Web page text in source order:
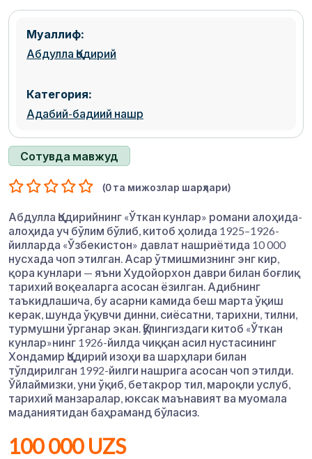
Муаллиф:
Абдулла Қодирий
Категория:
Адабий-бадиий нашр
Сотувда мавжуд
(0 та мижозлар шарҳлари)
Абдулла Қодирийнинг «Ўткан кунлар» романи алоҳида-
алоҳида уч бўлим бўлиб, китоб ҳолида 1925–1926-
йилларда «Ўзбекистон» давлат нашриётида 10 000
нусхада чоп этилган. Асар ўтмишмизнинг энг кир,
қора кунлари — яъни Худойорхон даври билан боғлиқ
тарихий воқеаларга асосан ёзилган. Адибнинг
таъкидлашича, бу асарни камида беш марта ўқиш
керак, шунда ўқувчи динни, сиёсатни, тарихни, тилни,
турмушни ўрганар экан. Қўлингиздаги китоб «Ўткан
кунлар»нинг 1926-йилда чиққан асил нустасининг
Хондамир Қодирий изоҳи ва шарҳлари билан
тўлдирилган 1992-йилги нашрига асосан чоп этилди.
Ўйлаймизки, уни ўқиб, бетакрор тил, мароқли услуб,
тарихий манзаралар, юксак маънавият ва муомала
маданиятидан баҳраманд бўласиз.
100 000 UZS